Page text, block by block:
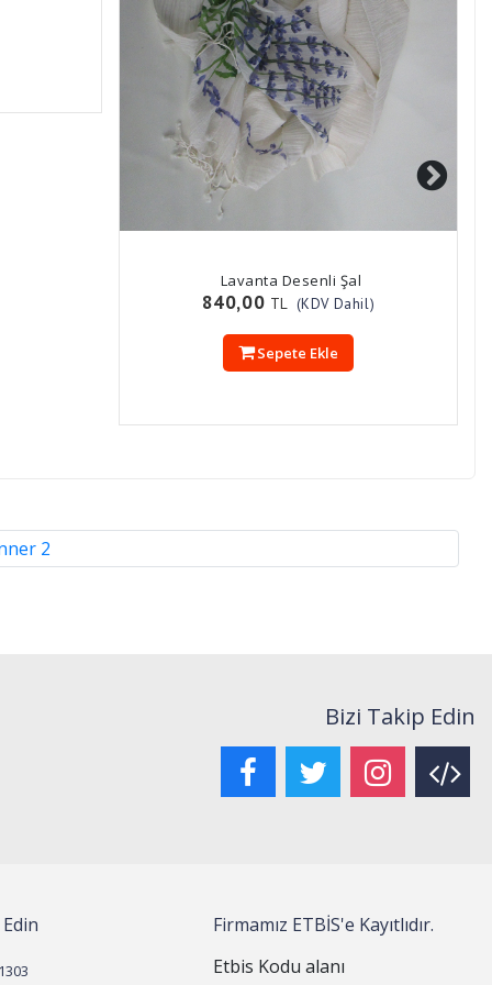
Lavanta Desenli Şal
840,00 TL (KDV Dahil)
Sepete Ekle
Bizi Takip Edin
Firmamız ETBİS'e Kayıtlıdır.
Etbis Kodu alanı